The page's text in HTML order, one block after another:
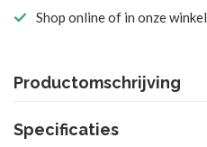
Shop online of in onze winkel
Productomschrijving
Specificaties